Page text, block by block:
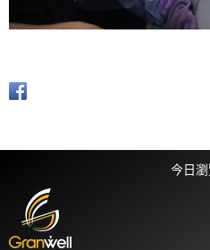
今日